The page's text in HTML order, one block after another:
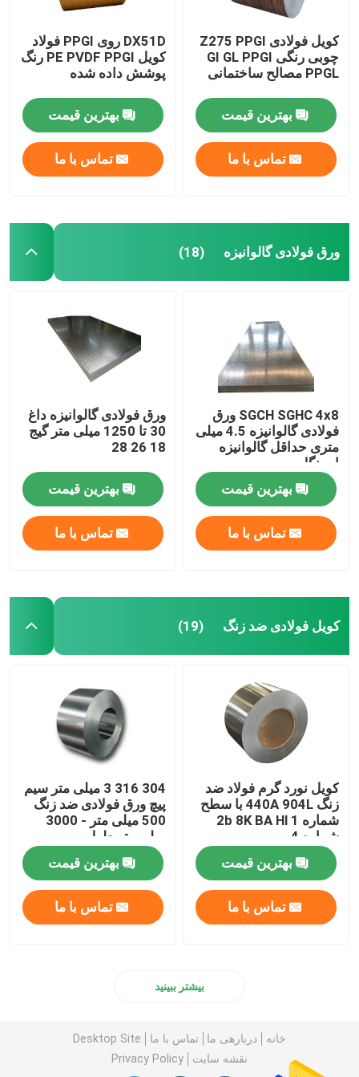
کویل فولادی Z275 PPGI
چوبی رنگی GI GL PPGI
PPGL مصالح ساختمانی
بهترین قیمت
تماس با ما
DX51D روی PPGI فولاد
کویل PE PVDF PPGI رنگ
پوشش داده شده
بهترین قیمت
تماس با ما
ورق فولادی گالوانیزه (18)
SGCH SGHC 4x8 ورق
فولادی گالوانیزه 4.5 میلی
متری حداقل گالوانیزه
اسپنگل
بهترین قیمت
تماس با ما
ورق فولادی گالوانیزه داغ
30 تا 1250 میلی متر گیج
18 26 28
بهترین قیمت
تماس با ما
کویل فولادی ضد زنگ (19)
کویل نورد گرم فولاد ضد
زنگ 440A 904L با سطح
شماره 1 2b 8K BA Hl
شماره 4
بهترین قیمت
تماس با ما
304 316 3 میلی متر سیم
پیچ ورق فولادی ضد زنگ
500 میلی متر - 3000
میلی متر طول
بهترین قیمت
تماس با ما
بیشتر ببینید
خانه دربارهی ما تماس با ما
Desktop Site
نقشه سایت
Privacy Policy